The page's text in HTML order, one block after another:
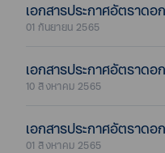
เอกสารประกาศอัตราด
01 กันยายน 2565
เอกสารประกาศอัตราด
10 สิงหาคม 2565
เอกสารประกาศอัตราด
01 สิงหาคม 2565